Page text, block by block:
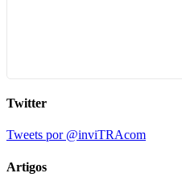
Twitter
Tweets por @inviTRAcom
Artigos